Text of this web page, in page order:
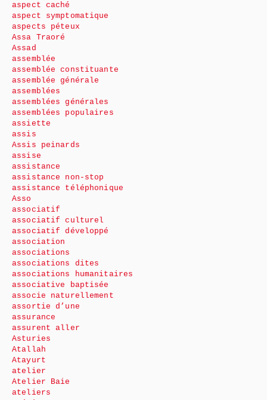
aspect caché
aspect symptomatique
aspects péteux
Assa Traoré
Assad
assemblée
assemblée constituante
assemblée générale
assemblées
assemblées générales
assemblées populaires
assiette
assis
Assis peinards
assise
assistance
assistance non-stop
assistance téléphonique
Asso
associatif
associatif culturel
associatif développé
association
associations
associations dites
associations humanitaires
associative baptisée
associe naturellement
assortie d’une
assurance
assurent aller
Asturies
Atallah
Atayurt
atelier
Atelier Baie
ateliers